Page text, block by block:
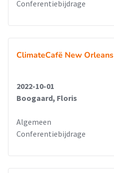
Conferentiebijdrage
ClimateCafë New Orleans
2022-10-01
Boogaard, Floris
Algemeen
Conferentiebijdrage